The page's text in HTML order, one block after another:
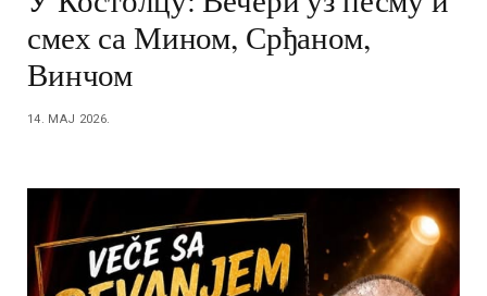
смех са Мином, Срђаном,
Винчом
14. МАЈ 2026.